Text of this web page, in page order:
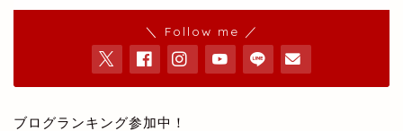
＼ Follow me ／
ブログランキング参加中！